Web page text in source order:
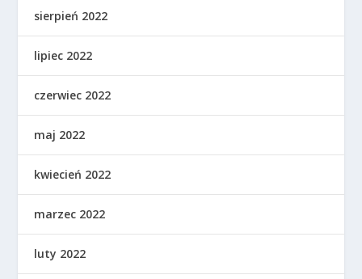
sierpień 2022
lipiec 2022
czerwiec 2022
maj 2022
kwiecień 2022
marzec 2022
luty 2022